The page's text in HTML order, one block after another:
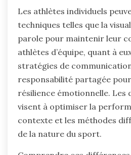
Les athlètes individuels
techniques telles que la
parole pour maintenir leur
athlètes d’équipe, quant à
stratégies de
responsabilité partagée
résilience émotionnelle. Les
visent à optimiser la
contexte et les méthodes
de la nature du sport.